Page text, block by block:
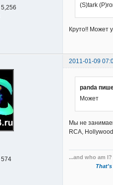
5,256
(S)tark
Круто!! Может
2011-01-09
574
panda
Может
Мы не
RCA,
...and who am I?
That's